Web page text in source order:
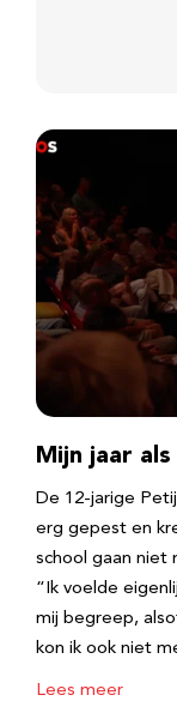
Mijn jaar
De 12-jarige
erg gepest en
school gaan niet
“Ik voelde
mij begreep,
kon ik ook niet
Lees meer